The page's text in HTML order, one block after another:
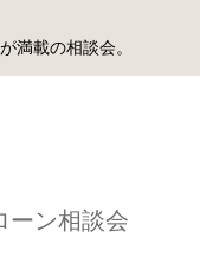
満載の相談会。
ーン相談会